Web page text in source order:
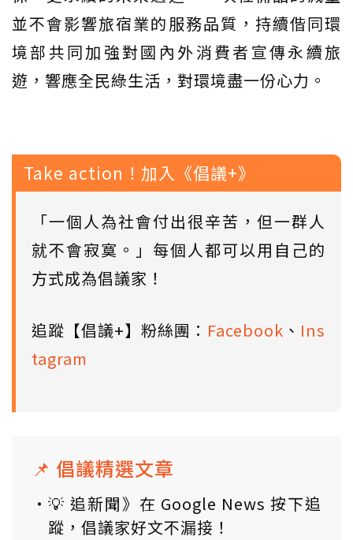
並不會影響旅宿業的服務品質，持續偕同環
境部共同加強對國內外消費者宣傳永續旅
遊，響應全民綠生活，對環境盡一份心力。
Take action！加入《倡議+》
「一個人為社會付出很辛苦，但一群人
就不會寂寞。」每個人都可以用自己的
方式成為倡議家！
追蹤【倡議+】粉絲團： Facebook 、 Ins
tagram
📌 倡議精選文章
💡 追新聞》在 Google News 按下追
蹤，倡議家好文不漏接！